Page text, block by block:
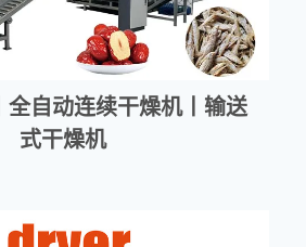
全自动连续干燥机丨输送
式干燥机